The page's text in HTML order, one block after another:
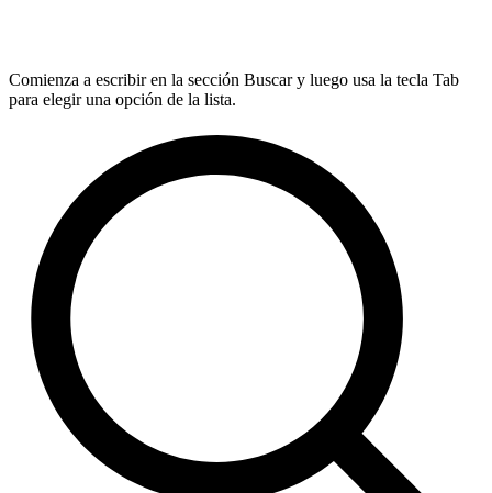
Comienza a escribir en la sección Buscar y luego usa la tecla Tab
para elegir una opción de la lista.